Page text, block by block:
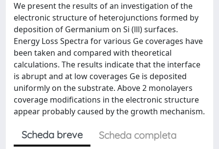
We present the results of an investigation of the
electronic structure of heterojunctions formed by
deposition of Germanium on Si (lll) surfaces.
Energy Loss Spectra for various Ge coverages have
been taken and compared with theoretical
calculations. The results indicate that the interface
is abrupt and at low coverages Ge is deposited
uniformly on the substrate. Above 2 monolayers
coverage modifications in the electronic structure
appear probably caused by the growth mechanism.
Scheda breve
Scheda completa